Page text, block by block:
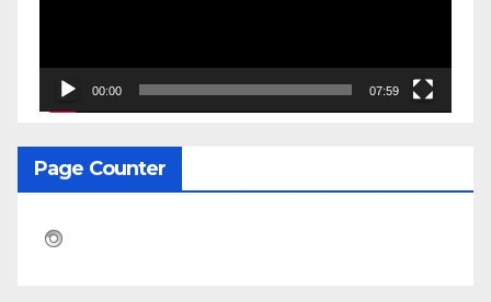
00:00 07:59
Page Counter